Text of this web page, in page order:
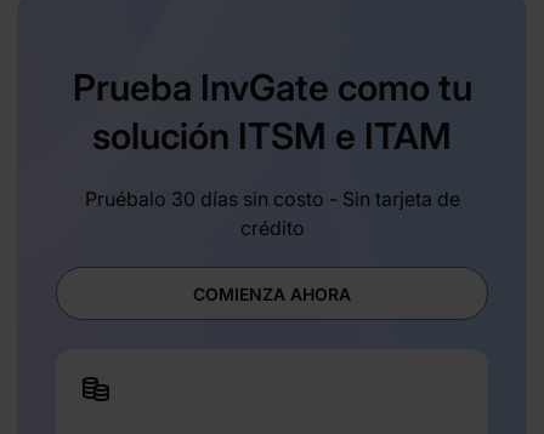
Prueba InvGate como tu
solución ITSM e ITAM
Pruébalo 30 días sin costo - Sin tarjeta de
crédito
COMIENZA AHORA